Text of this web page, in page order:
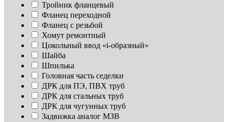
Тройник фланцевый
Фланец переходной
Фланец с резьбой
Хомут ремонтный
Цокольный ввод «i-образный»
Шайба
Шпилька
Головная часть седелки
ДРК для ПЭ, ПВХ труб
ДРК для стальных труб
ДРК для чугунных труб
Задвижка аналог МЗВ